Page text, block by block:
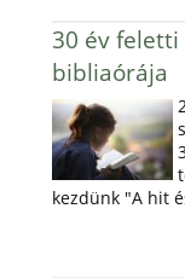
30 év
bibliaórája
kezdünk "A hit